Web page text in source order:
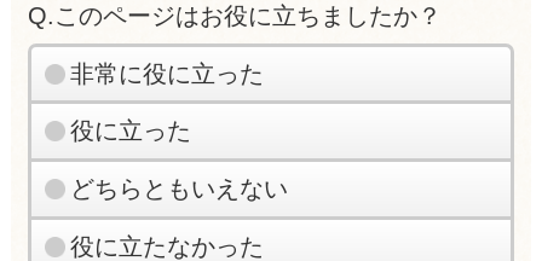
Q.このページはお役に立ちましたか？
非常に役に立った
役に立った
どちらともいえない
役に立たなかった